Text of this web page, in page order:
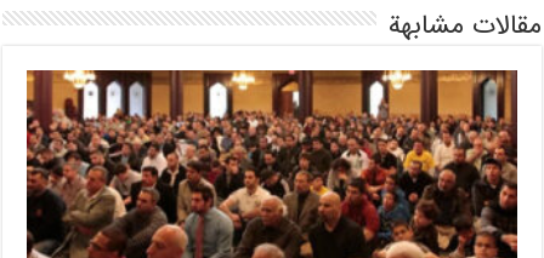
مقالات مشابهة